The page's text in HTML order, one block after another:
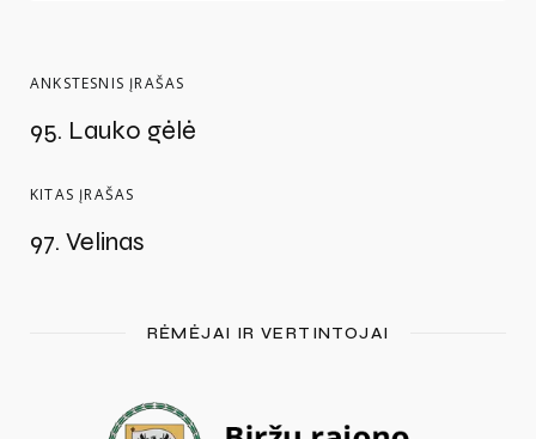
ANKSTESNIS ĮRAŠAS
95. Lauko gėlė
KITAS ĮRAŠAS
97. Velinas
RĖMĖJAI IR VERTINTOJAI